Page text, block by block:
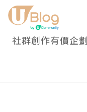
社群創作有價企劃